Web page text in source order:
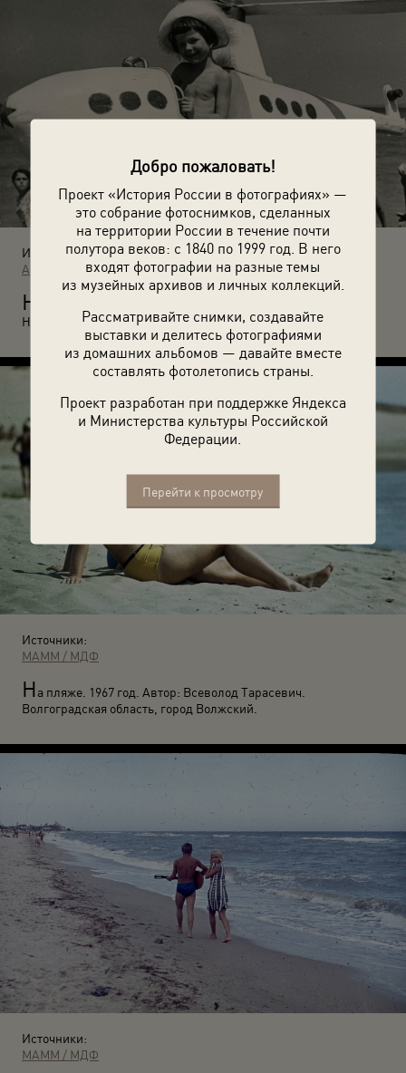
Добро пожаловать!
Проект «История России в фотографиях» —
это собрание фотоснимков, сделанных
на территории России в течение почти
полутора веков: с 1840 по 1999 год. В него
входят фотографии на разные темы
из музейных архивов и личных коллекций.
Рассматривайте снимки, создавайте
выставки и делитесь фотографиями
из домашних альбомов — давайте вместе
составлять фотолетопись страны.
Проект разработан при поддержке Яндекса
и Министерства культуры Российской
Федерации.
Перейти к просмотру
Источники:
Архив Разиных
Н
Неизвестный автор.
Источники:
МАММ / МДФ
На пляже. 1967 год. Автор: Всеволод Тарасевич.
Волгоградская область, город Волжский.
Источники:
МАММ / МДФ